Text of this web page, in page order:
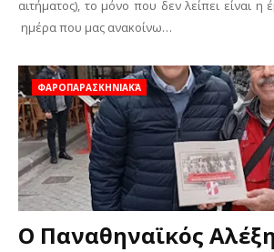
αιτήματος), το μόνο που δεν λείπει είναι
ημέρα που μας ανακοίνω…
ΦΑΡΟΠΑΡΑΣΚΗΝΙΑΚΆ
Ο Παναθηναϊκός